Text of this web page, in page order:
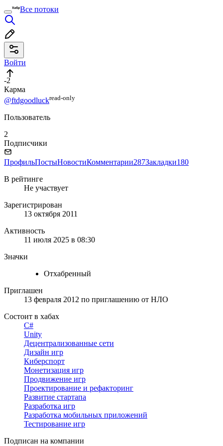
Все потоки
Войти
-2
Карма
@ftdgoodluckread⁠-⁠only
Пользователь
2
Подписчики
ПрофильПостыНовостиКомментарии287Закладки180
В рейтинге
Не участвует
Зарегистрирован
13 октября 2011
Активность
11 июля 2025 в 08:30
Значки
Отхабренный
Приглашен
13 февраля 2012 по приглашению от НЛО
Состоит в хабах
C#
Unity
Децентрализованные сети
Дизайн игр
Киберспорт
Монетизация игр
Продвижение игр
Проектирование и рефакторинг
Развитие стартапа
Разработка игр
Разработка мобильных приложений
Тестирование игр
Подписан на компании